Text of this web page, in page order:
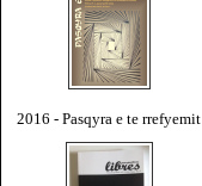
2016 - Pasqyra e te rrefyemit